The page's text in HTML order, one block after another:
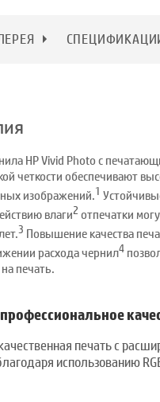
HP Vivid Photo с
четкости обеспечивают
изображений.1
влаги2 отпечатки
3 Повышение качества
расхода чернил4
печать.
печать с
использованию